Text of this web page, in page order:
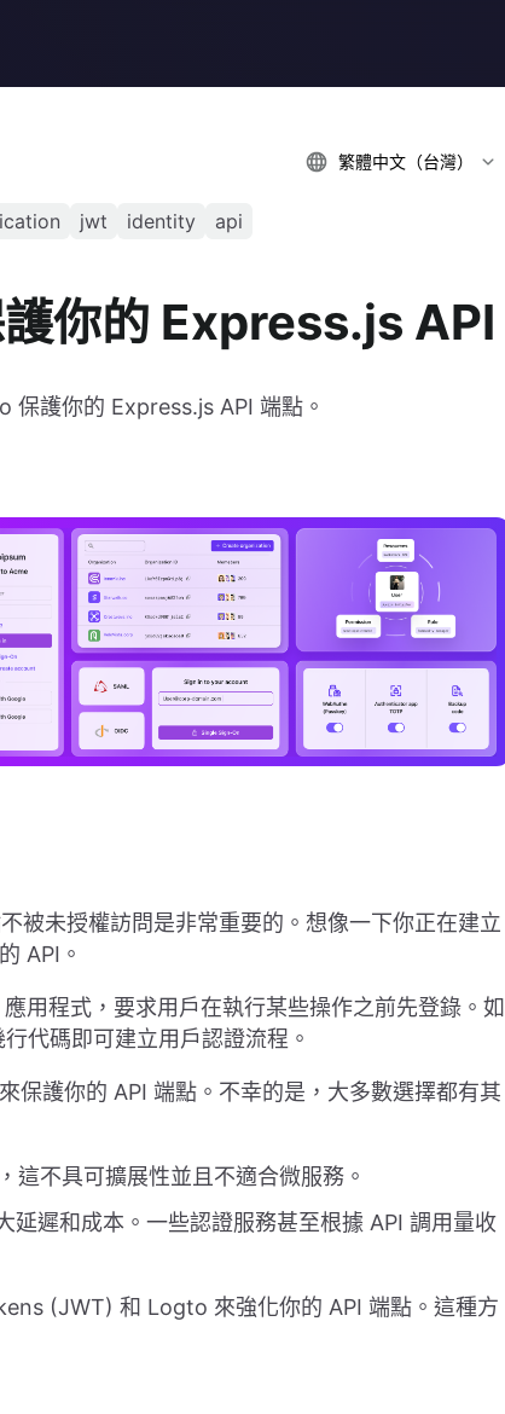
繁體中文（台灣）
jwt identity api
你的 Express.js API
護你的 Express.js API 端點。
被未授權訪問是非常重要的。想像一下你正在建立
API。
用程式，要求用戶在執行某些操作之前先登錄。如
代碼即可建立用戶認證流程。
保護你的 API 端點。不幸的是，大多數選擇都有其
這不具可擴展性並且不適合微服務。
延遲和成本。一些認證服務甚至根據 API 調用量收
(JWT) 和 Logto 來強化你的 API 端點。這種方